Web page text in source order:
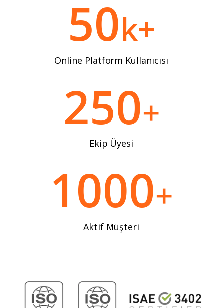
50k+
Online Platform Kullanıcısı
250+
Ekip Üyesi
1000+
Aktif Müşteri